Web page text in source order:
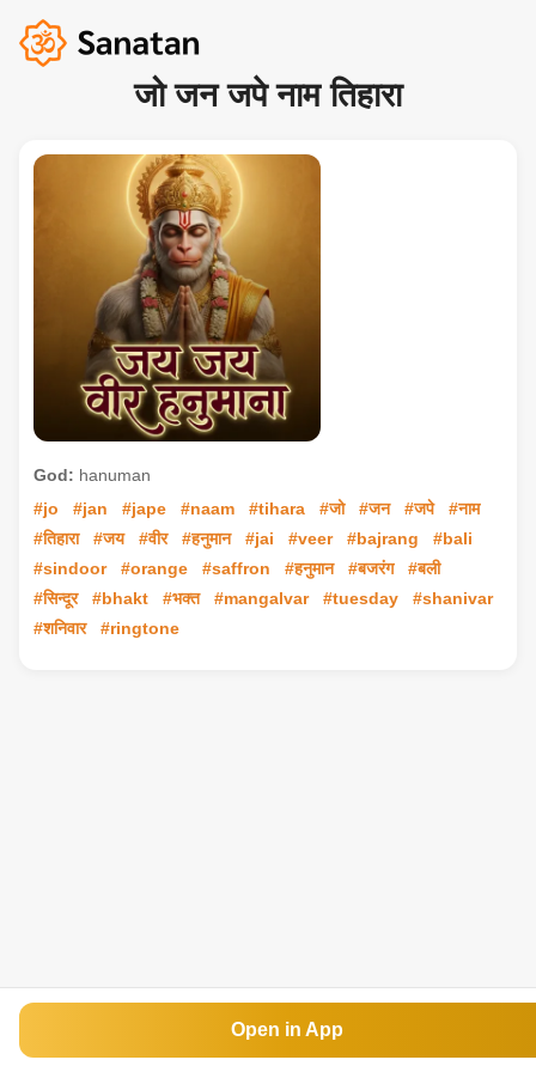
जो जन जपे नाम तिहारा
God: hanuman
#jo
#jan #jape #naam #tihara #जो #जन #जपे
#नाम
#तिहारा
#जय #वीर #हनुमान #jai #veer #bajrang
#bali
#sindoor
#orange #saffron #हनुमान #बजरंग
#बली
#सिन्दूर
#bhakt #भक्त #mangalvar #tuesday
#shanivar
#शनिवार
#ringtone
Open in App